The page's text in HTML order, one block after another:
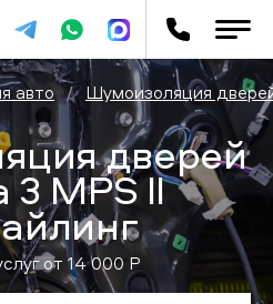
авто / Шумоизоляция
дверей
3 MPS II
от14 000 P